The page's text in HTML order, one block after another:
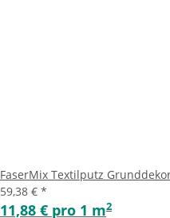
FaserMix Textilputz
59,38 € *
11,88 € pro 1 m2